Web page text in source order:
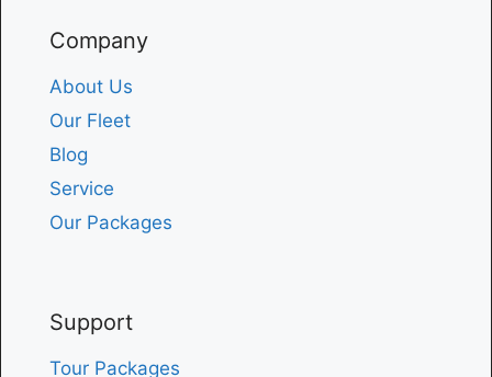
Company
About Us
Our Fleet
Blog
Service
Our Packages
Support
Tour Packages